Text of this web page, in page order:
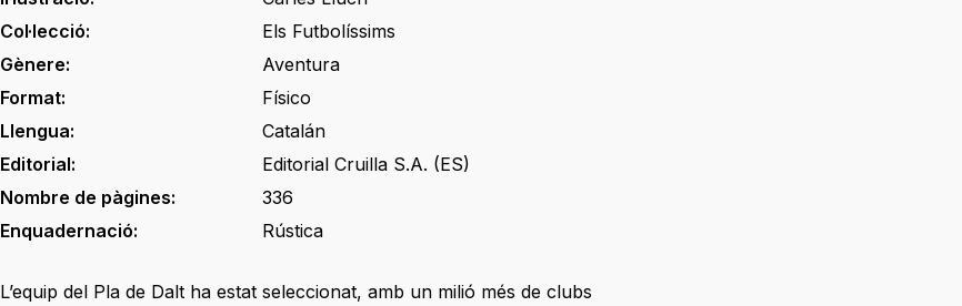
Col·lecció:
Els Futbolíssims
Gènere:
Aventura
Format:
Físico
Llengua:
Catalán
Editorial:
Editorial Cruilla S.A. (ES)
Nombre de pàgines:
336
Enquadernació:
Rústica
L’equip del Pla de Dalt ha estat seleccionat, amb un milió més de clubs